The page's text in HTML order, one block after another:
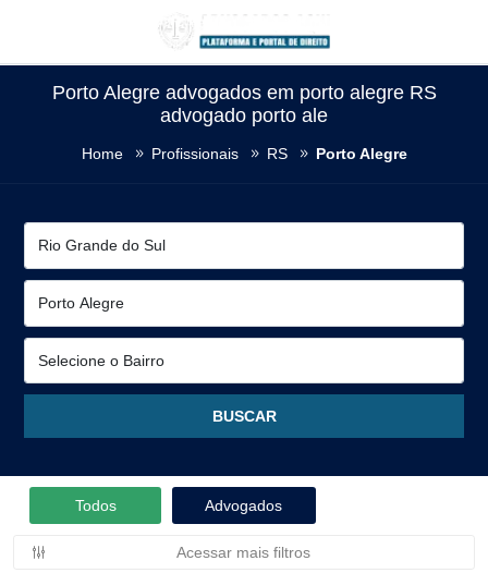
Porto Alegre advogados em porto alegre RS
advogado porto ale
Home Profissionais RS Porto Alegre
Todos Advogados
Acessar mais filtros